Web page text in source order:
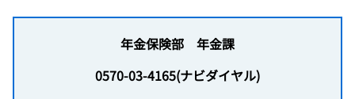
年金保険部 年金課
0570-03-4165(ナビダイヤル)